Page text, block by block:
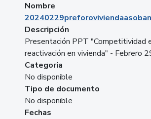
Nombre
Descripción
Presentación PPT "Competitividad
reactivación en vivienda" - Febrero
Categoria
No disponible
Tipo de documento
No disponible
Fechas